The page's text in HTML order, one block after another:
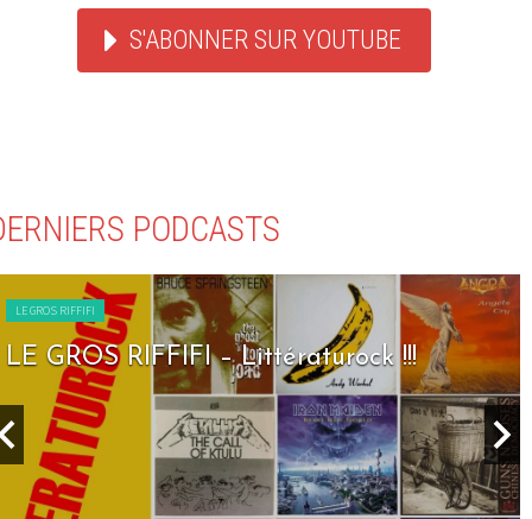
S'ABONNER SUR YOUTUBE
PODCASTS
LE GROS RIFFIFI
LE GROS RIFFIFI – Littératurock !!!